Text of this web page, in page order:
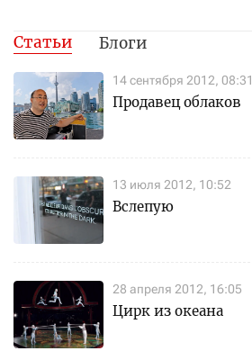
Статьи Блоги
14 сентября 2012, 08:31
Продавец облаков
13 июля 2012, 10:52
Вслепую
28 апреля 2012, 16:05
Цирк из океана